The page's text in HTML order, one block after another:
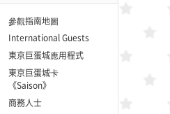
參觀指南地圖
International Guests
東京巨蛋城應用程式
東京巨蛋城卡
《Saison》
商務人士